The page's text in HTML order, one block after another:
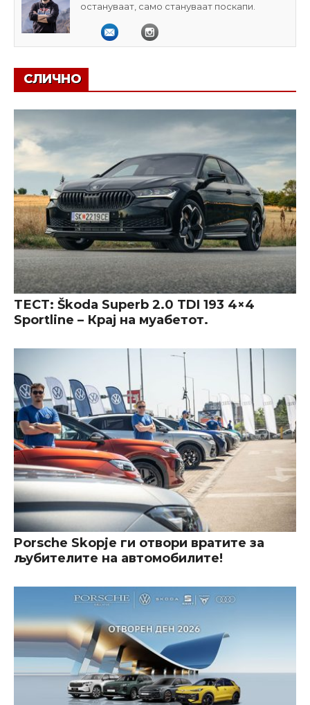
остануваат, само стануваат поскапи.
СЛИЧНО
ТЕСТ: Škoda Superb 2.0 TDI 193 4×4
Sportline – Крај на муабетот.
Porsche Skopje ги отвори вратите за
љубителите на автомобилите!